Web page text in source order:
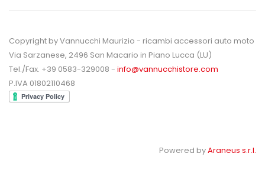
Copyright by Vannucchi Maurizio - ricambi accessori auto moto
Via Sarzanese, 2496 San Macario in Piano Lucca (LU)
Tel./Fax. +39 0583-329008 - info@vannucchistore.com
P.IVA 01802110468
Powered byAraneus s.r.l.